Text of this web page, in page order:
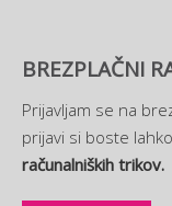
BREZPLAČNI
Prijavljam se na
prijavi si boste
računalniških trikov.